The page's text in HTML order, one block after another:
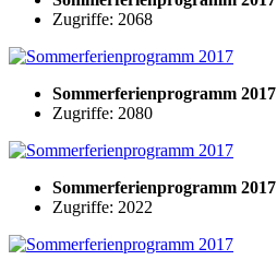
Zugriffe: 2068
Sommerferienprogramm 2017
Zugriffe: 2080
Sommerferienprogramm 2017
Zugriffe: 2022